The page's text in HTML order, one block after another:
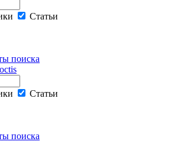
Статьи
поиска
Статьи
поиска